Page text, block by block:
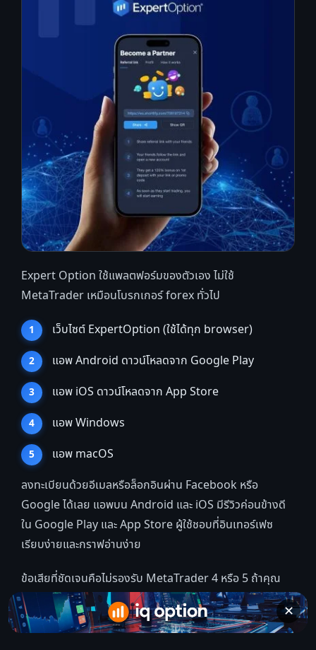
Expert Option ใช้แพลตฟอร์มของตัวเอง ไม่ใช้
MetaTrader เหมือนโบรกเกอร์ forex ทั่วไป
เว็บไซต์ ExpertOption (ใช้ได้ทุก browser)
แอพ Android ดาวน์โหลดจาก Google Play
แอพ iOS ดาวน์โหลดจาก App Store
แอพ Windows
แอพ macOS
ลงทะเบียนด้วยอีเมลหรือล็อกอินผ่าน Facebook หรือ
Google ได้เลย แอพบน Android และ iOS มีรีวิวค่อนข้างดี
ใน Google Play และ App Store ผู้ใช้ชอบที่อินเทอร์เฟซ
เรียบง่ายและกราฟอ่านง่าย
ข้อเสียที่ชัดเจนคือไม่รองรับ MetaTrader 4 หรือ 5 ถ้าคุณ
เคยชินกับ MT4 ต้องปรับตัว แต่ถ้าไม่เคยใช้ MetaTrader มา
ก่อน อาจไม่รู้สึกว่าเป็นปัญหา
✕